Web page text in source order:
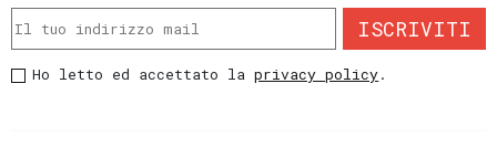
ISCRIVITI
Ho letto ed accettato laprivacy policy.